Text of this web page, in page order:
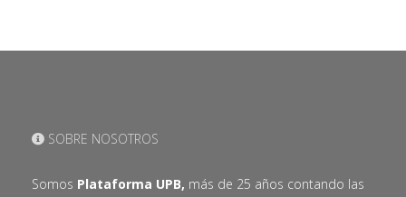
SOBRE NOSOTROS
Somos Plataforma UPB, más de 25 años contando las